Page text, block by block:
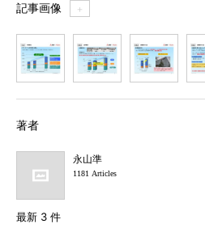
記事画像 ＋
著者
永山準
1181 Articles
最新 3 件